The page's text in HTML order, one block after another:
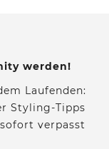
werden!
Laufenden:
Styling-Tipps
verpasst